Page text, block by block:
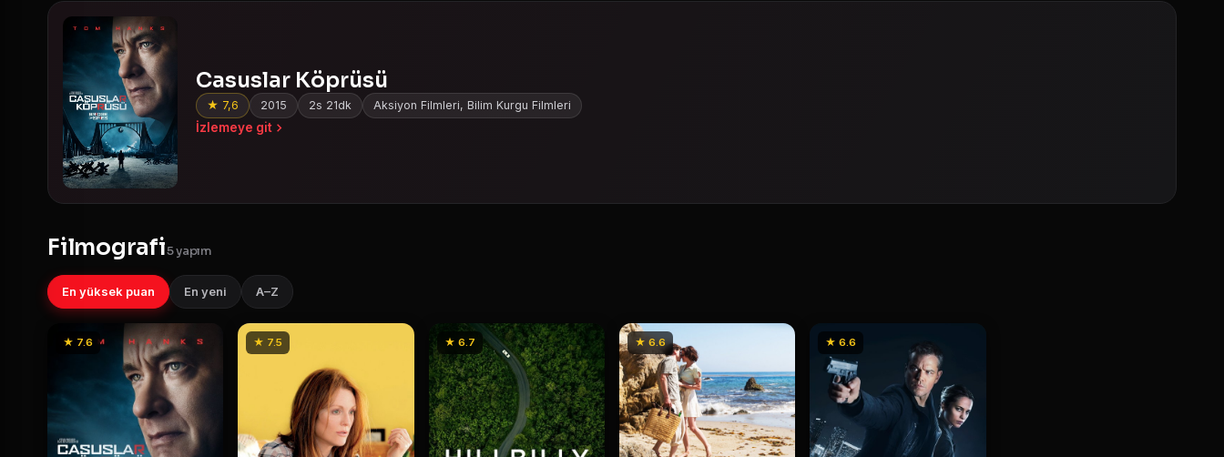
Casuslar Köprüsü
★ 7,6 2015 2s 21dk Aksiyon Filmleri, Bilim Kurgu Filmleri
İzlemeye git
Filmografi5 yapım
En yüksek puan En yeni A–Z
★ 7.6 ★ 7.5 ★ 6.7 ★ 6.6 ★ 6.6